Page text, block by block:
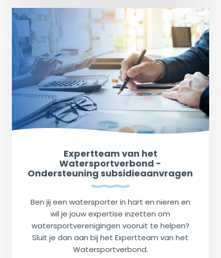
Expertteam van het
Watersportverbond -
Ondersteuning subsidieaanvragen
Ben jij een watersporter in hart en nieren en
wil je jouw expertise inzetten om
watersportverenigingen vooruit te helpen?
Sluit je dan aan bij het Expertteam van het
Watersportverbond.